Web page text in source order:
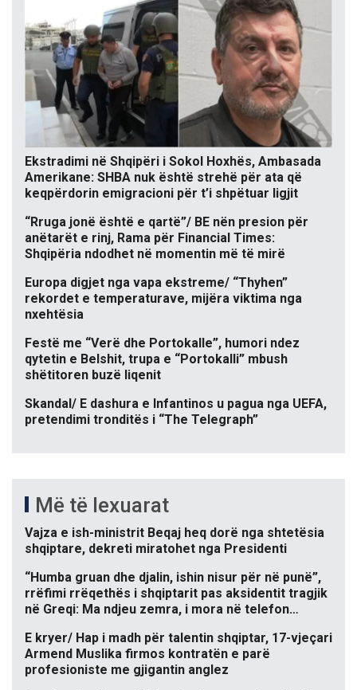
Ekstradimi në Shqipëri i Sokol Hoxhës, Ambasada
Amerikane: SHBA nuk është strehë për ata që
keqpërdorin emigracioni për t’i shpëtuar ligjit
“Rruga jonë është e qartë”/ BE nën presion për
anëtarët e rinj, Rama për Financial Times:
Shqipëria ndodhet në momentin më të mirë
Europa digjet nga vapa ekstreme/ “Thyhen”
rekordet e temperaturave, mijëra viktima nga
nxehtësia
Festë me “Verë dhe Portokalle”, humori ndez
qytetin e Belshit, trupa e “Portokalli” mbush
shëtitoren buzë liqenit
Skandal/ E dashura e Infantinos u pagua nga UEFA,
pretendimi tronditës i “The Telegraph”
Më të lexuarat
Vajza e ish-ministrit Beqaj heq dorë nga shtetësia
shqiptare, dekreti miratohet nga Presidenti
“Humba gruan dhe djalin, ishin nisur për në punë”,
rrëfimi rrëqethës i shqiptarit pas aksidentit tragjik
në Greqi: Ma ndjeu zemra, i mora në telefon…
E kryer/ Hap i madh për talentin shqiptar, 17-vjeçari
Armend Muslika firmos kontratën e parë
profesioniste me gjigantin anglez